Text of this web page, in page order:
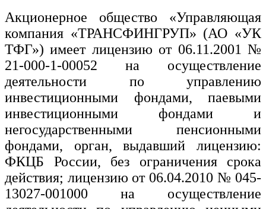
Акционерное общество «Управляющая
компания «ТРАНСФИНГРУП» (АО «УК
ТФГ») имеет лицензию от 06.11.2001 №
21-000-1-00052 на осуществление
деятельности по управлению
инвестиционными фондами, паевыми
инвестиционными фондами и
негосударственными пенсионными
фондами, орган, выдавший лицензию:
ФКЦБ России, без ограничения срока
действия; лицензию от 06.04.2010 № 045-
13027-001000 на осуществление